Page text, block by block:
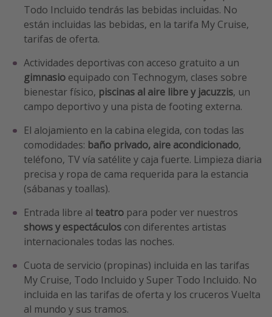
Todo Incluido tendrás las bebidas incluidas. No
están incluidas las bebidas, en la tarifa My Cruise,
tarifas de oferta.
Actividades deportivas con acceso gratuito a un
gimnasio equipado con Technogym, clases sobre
bienestar físico, piscinas al aire libre y jacuzzis, un
campo deportivo y una pista de footing externa.
El alojamiento en la cabina elegida, con todas las
comodidades: baño privado, aire acondicionado,
teléfono, TV vía satélite y caja fuerte. Limpieza diaria
precisa y ropa de cama requerida para la estancia
(sábanas y toallas).
Entrada libre al teatro para poder ver nuestros
shows y espectáculos con diferentes artistas
internacionales todas las noches.
Cuota de servicio (propinas) incluida en las tarifas
My Cruise, Todo Incluido y Super Todo Incluido. No
incluida en las tarifas de oferta y los cruceros Vuelta
al mundo y sus tramos.